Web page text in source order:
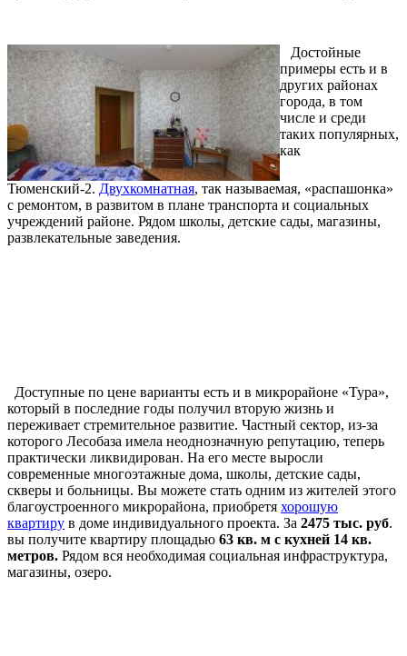
Достойные
примеры есть и в
других районах
города, в том
числе и среди
таких популярных,
как
Тюменский-2. Двухкомнатная, так называемая, «распашонка»
с ремонтом, в развитом в плане транспорта и социальных
учреждений районе. Рядом школы, детские сады, магазины,
развлекательные заведения.
Доступные по цене варианты есть и в микрорайоне «Тура»,
который в последние годы получил вторую жизнь и
переживает стремительное развитие. Частный сектор, из-за
которого Лесобаза имела неоднозначную репутацию, теперь
практически ликвидирован. На его месте выросли
современные многоэтажные дома, школы, детские сады,
скверы и больницы. Вы можете стать одним из жителей этого
благоустроенного микрорайона, приобретя хорошую
квартиру в доме индивидуального проекта. За 2475 тыс. руб.
вы получите квартиру площадью 63 кв. м с кухней 14 кв.
метров. Рядом вся необходимая социальная инфраструктура,
магазины, озеро.